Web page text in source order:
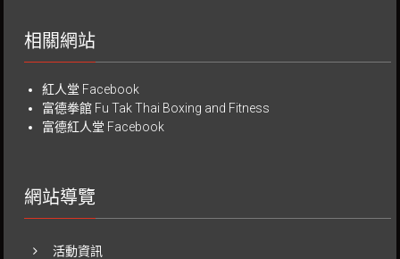
相關網站
紅人堂 Facebook
富德拳館 Fu Tak Thai Boxing and Fitness
富德紅人堂 Facebook
網站導覽
活動資訊